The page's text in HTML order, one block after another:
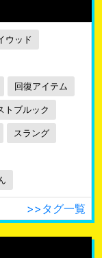
ウッド
回復アイテム
トブルック
スラング
>>タグ一覧